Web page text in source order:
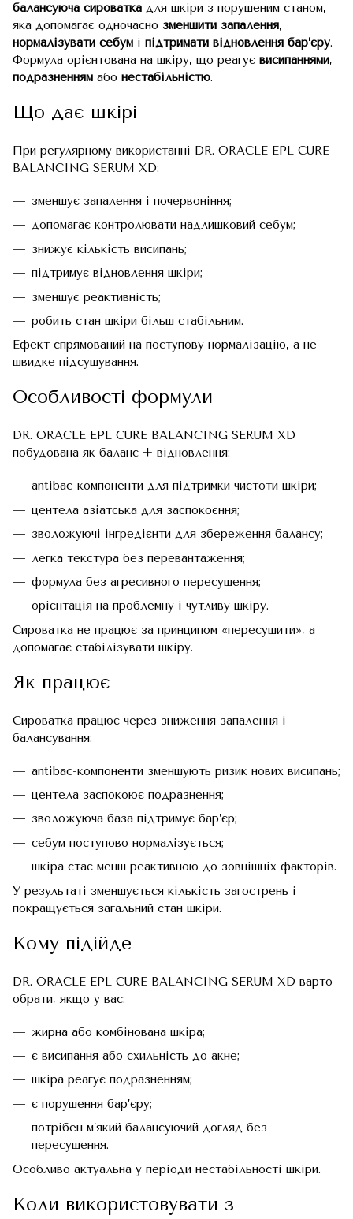
балансуюча сироватка для шкіри з порушеним станом,
яка допомагає одночасно зменшити запалення,
нормалізувати себум і підтримати відновлення бар’єру.
Формула орієнтована на шкіру, що реагує висипаннями,
подразненням або нестабільністю.
Що дає шкірі
При регулярному використанні DR. ORACLE EPL CURE
BALANCING SERUM XD:
зменшує запалення і почервоніння;
допомагає контролювати надлишковий себум;
знижує кількість висипань;
підтримує відновлення шкіри;
зменшує реактивність;
робить стан шкіри більш стабільним.
Ефект спрямований на поступову нормалізацію, а не
швидке підсушування.
Особливості формули
DR. ORACLE EPL CURE BALANCING SERUM XD
побудована як баланс + відновлення:
antibac-компоненти для підтримки чистоти шкіри;
центела азіатська для заспокоєння;
зволожуючі інгредієнти для збереження балансу;
легка текстура без перевантаження;
формула без агресивного пересушення;
орієнтація на проблемну і чутливу шкіру.
Сироватка не працює за принципом «пересушити», а
допомагає стабілізувати шкіру.
Як працює
Сироватка працює через зниження запалення і
балансування:
antibac-компоненти зменшують ризик нових висипань;
центела заспокоює подразнення;
зволожуюча база підтримує бар’єр;
себум поступово нормалізується;
шкіра стає менш реактивною до зовнішніх факторів.
У результаті зменшується кількість загострень і
покращується загальний стан шкіри.
Кому підійде
DR. ORACLE EPL CURE BALANCING SERUM XD варто
обрати, якщо у вас:
жирна або комбінована шкіра;
є висипання або схильність до акне;
шкіра реагує подразненням;
є порушення бар’єру;
потрібен м’який балансуючий догляд без
пересушення.
Особливо актуальна у періоди нестабільності шкіри.
Коли використовувати з